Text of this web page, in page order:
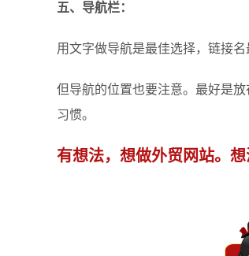
五、导航栏：
用文字做导航是最佳选择，链接
但导航的位置也要注意。最好是
习惯。
有想法，想做外贸网站。